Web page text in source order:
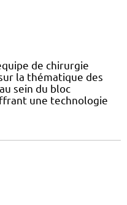
de chirurgie
la thématique des
sein du bloc
une technologie